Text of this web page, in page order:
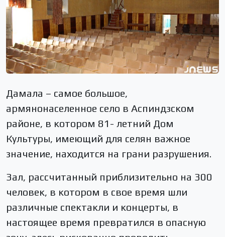
Дамала – самое большое,
армянонаселенное село в Аспиндзском
районе, в котором 81- летний Дом
Культуры, имеющий для селян важное
значение, находится на грани разрушения.
Зал, рассчитанный приблизительно на 300
человек, в котором в свое время шли
различные спектакли и концерты, в
настоящее время превратился в опасную